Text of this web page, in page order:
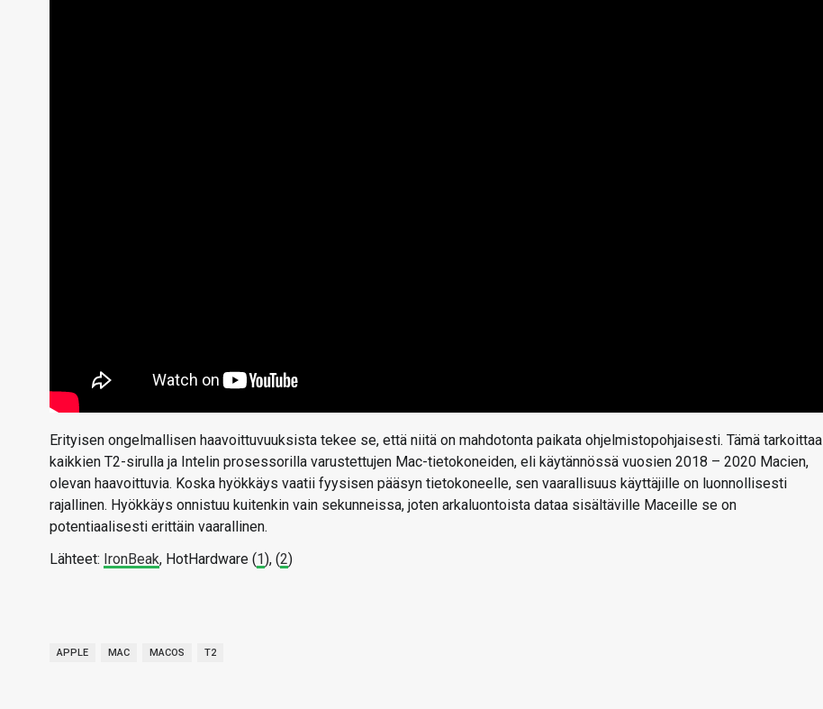
Erityisen ongelmallisen haavoittuvuuksista tekee se, että niitä on mahdotonta paikata ohjelmistopohjaisesti. Tämä tarkoittaa
kaikkien T2-sirulla ja Intelin prosessorilla varustettujen Mac-tietokoneiden, eli käytännössä vuosien 2018 – 2020 Macien,
olevan haavoittuvia. Koska hyökkäys vaatii fyysisen pääsyn tietokoneelle, sen vaarallisuus käyttäjille on luonnollisesti
rajallinen. Hyökkäys onnistuu kuitenkin vain sekunneissa, joten arkaluontoista dataa sisältäville Maceille se on
potentiaalisesti erittäin vaarallinen.
Lähteet: IronBeak, HotHardware (1), (2)
APPLE MAC MACOS T2